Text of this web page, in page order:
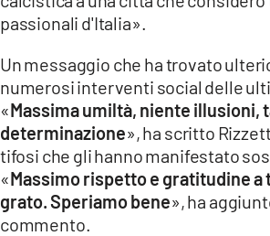
passionali d'Italia».
Un messaggio che ha trovato
numerosi interventi social delle
«Massima umiltà, niente illusioni,
determinazione», ha scritto
tifosi che gli hanno manifestato
«Massimo rispetto e gratitudine a
grato. Speriamo bene», ha
commento.